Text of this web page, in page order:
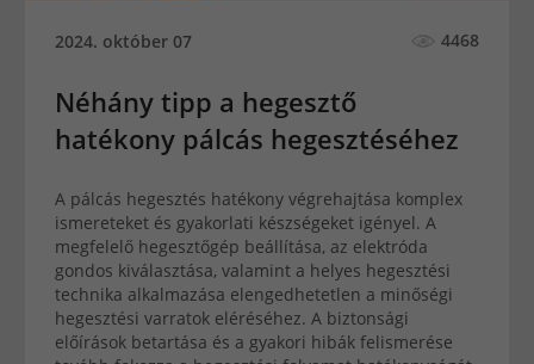
2024. október 07 4468
Néhány tipp a hegesztő
hatékony pálcás hegesztéséhez
A pálcás hegesztés hatékony végrehajtása komplex
ismereteket és gyakorlati készségeket igényel. A
megfelelő hegesztőgép beállítása, az elektróda
gondos kiválasztása, valamint a helyes hegesztési
technika alkalmazása elengedhetetlen a minőségi
hegesztési varratok eléréséhez. A biztonsági
előírások betartása és a gyakori hibák felismerése